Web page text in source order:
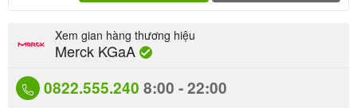
0822.555.240 8:00 - 22:00
Xem gian hàng thương hiệu
Merck KGaA